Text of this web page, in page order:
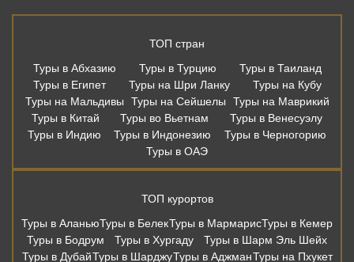
ТОП стран
Туры в Абхазию
Туры в Турцию
Туры в Таиланд
Туры в Египет
Туры на Шри Ланку
Туры на Кубу
Туры на Мальдивы
Туры на Сейшелы
Туры на Маврикий
Туры в Китай
Туры во Вьетнам
Туры в Венесуэлу
Туры в Индию
Туры в Индонезию
Туры в Черногорию
Туры в ОАЭ
ТОП курортов
Туры в АланьюТуры в БелекТуры в МармарисТуры в Кемер
Туры в Бодрум
Туры в Хургаду
Туры в Шарм Эль Шейх
Туры в ДубайТуры в ШарджуТуры в АджманТуры на Пхукет